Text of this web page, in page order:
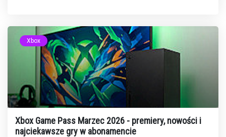
Xbox
Xbox Game Pass Marzec 2026 - premiery, nowości i
najciekawsze gry w abonamencie